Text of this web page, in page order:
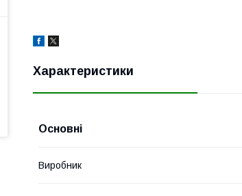
Характеристики
Основні
Виробник